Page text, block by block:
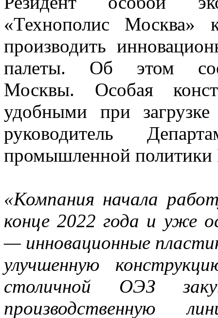
«Технополис Москва»
производить
палеты. Об этом
Москвы. Особая
удобными при
руководитель
промышленной политики
«Компания начала
конце 2022 года и уже
— инновационные
улучшенную
столичной ОЭЗ
производственную